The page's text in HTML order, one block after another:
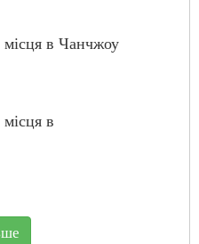
місця в Чанчжоу
місця в